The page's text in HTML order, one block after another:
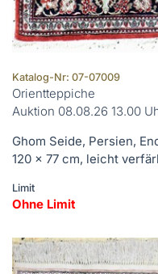
Katalog-Nr: 07-07009
Orientteppiche
Auktion 08.08.26 13.00
Ghom Seide, Persien,
120 x 77 cm, leicht
Limit
Ohne Limit